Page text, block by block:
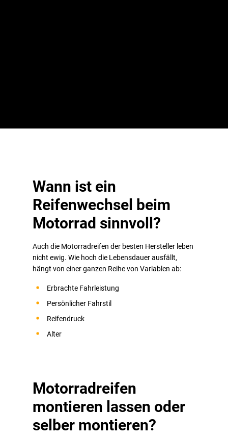
Wann ist ein
Reifenwechsel beim
Motorrad sinnvoll?
Auch die Motorradreifen der besten Hersteller leben
nicht ewig. Wie hoch die Lebensdauer ausfällt,
hängt von einer ganzen Reihe von Variablen ab:
Erbrachte Fahrleistung
Persönlicher Fahrstil
Reifendruck
Alter
Motorradreifen
montieren lassen oder
selber montieren?